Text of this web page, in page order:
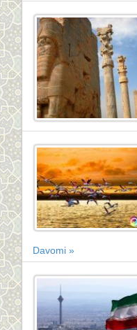
Davomi »